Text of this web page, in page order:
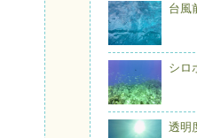
台風
シロ
透明